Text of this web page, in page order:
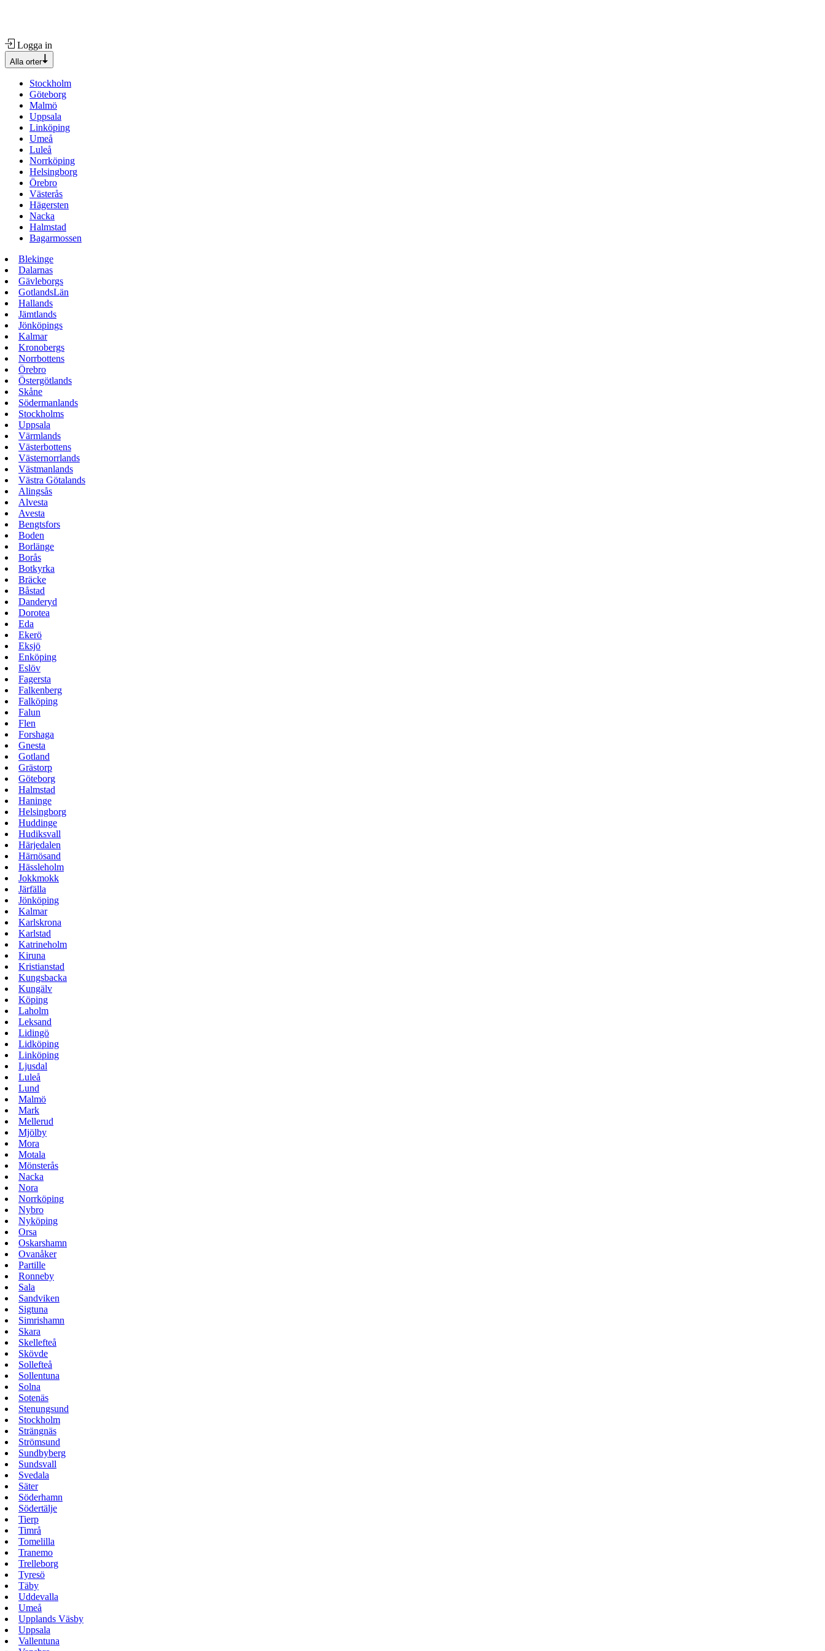
Logga in
Alla orter
Stockholm
Göteborg
Malmö
Uppsala
Linköping
Umeå
Luleå
Norrköping
Helsingborg
Örebro
Västerås
Hägersten
Nacka
Halmstad
Bagarmossen
Blekinge
Dalarnas
Gävleborgs
GotlandsLän
Hallands
Jämtlands
Jönköpings
Kalmar
Kronobergs
Norrbottens
Örebro
Östergötlands
Skåne
Södermanlands
Stockholms
Uppsala
Värmlands
Västerbottens
Västernorrlands
Västmanlands
Västra Götalands
Alingsås
Alvesta
Avesta
Bengtsfors
Boden
Borlänge
Borås
Botkyrka
Bräcke
Båstad
Danderyd
Dorotea
Eda
Ekerö
Eksjö
Enköping
Eslöv
Fagersta
Falkenberg
Falköping
Falun
Flen
Forshaga
Gnesta
Gotland
Grästorp
Göteborg
Halmstad
Haninge
Helsingborg
Huddinge
Hudiksvall
Härjedalen
Härnösand
Hässleholm
Jokkmokk
Järfälla
Jönköping
Kalmar
Karlskrona
Karlstad
Katrineholm
Kiruna
Kristianstad
Kungsbacka
Kungälv
Köping
Laholm
Leksand
Lidingö
Lidköping
Linköping
Ljusdal
Luleå
Lund
Malmö
Mark
Mellerud
Mjölby
Mora
Motala
Mönsterås
Nacka
Nora
Norrköping
Nybro
Nyköping
Orsa
Oskarshamn
Ovanåker
Partille
Ronneby
Sala
Sandviken
Sigtuna
Simrishamn
Skara
Skellefteå
Skövde
Sollefteå
Sollentuna
Solna
Sotenäs
Stenungsund
Stockholm
Strängnäs
Strömsund
Sundbyberg
Sundsvall
Svedala
Säter
Söderhamn
Södertälje
Tierp
Timrå
Tomelilla
Tranemo
Trelleborg
Tyresö
Täby
Uddevalla
Umeå
Upplands Väsby
Uppsala
Vallentuna